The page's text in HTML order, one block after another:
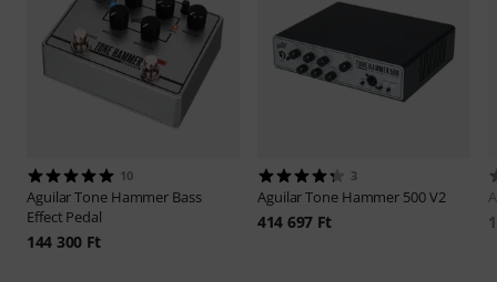
10
AguilarTone Hammer Bass
Effect Pedal
144 300 Ft
3
AguilarTone Hammer 500 V2
414 697 Ft